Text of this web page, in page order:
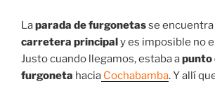
Laparada de furgonetasse
carretera principaly es imposible no
Justo cuando llegamos, estaba apunto
furgoneta hacia Cochabamba. Y allí